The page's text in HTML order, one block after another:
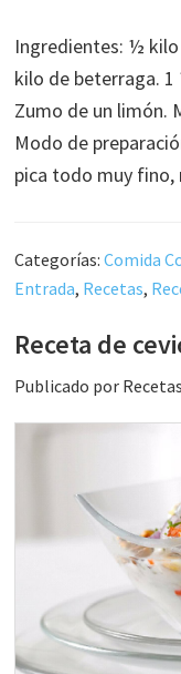
Ingredientes: ½
kilo de beterraga.
Zumo de un limón.
Modo de
pica todo muy
Categorías:Comida
Entrada, Recetas,
Receta de
Publicado por